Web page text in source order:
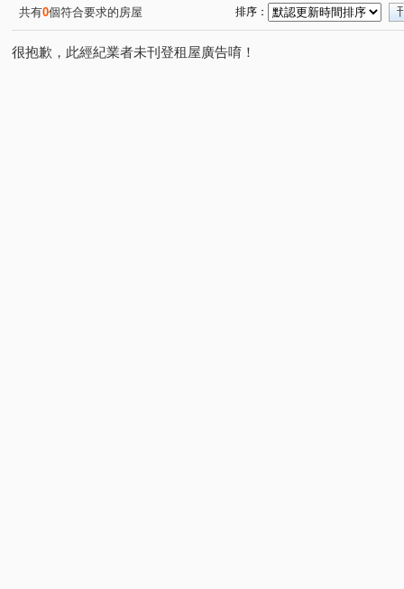
共有0個符合要求的房屋 排序：
很抱歉，此經紀業者未刊登租屋廣告唷！